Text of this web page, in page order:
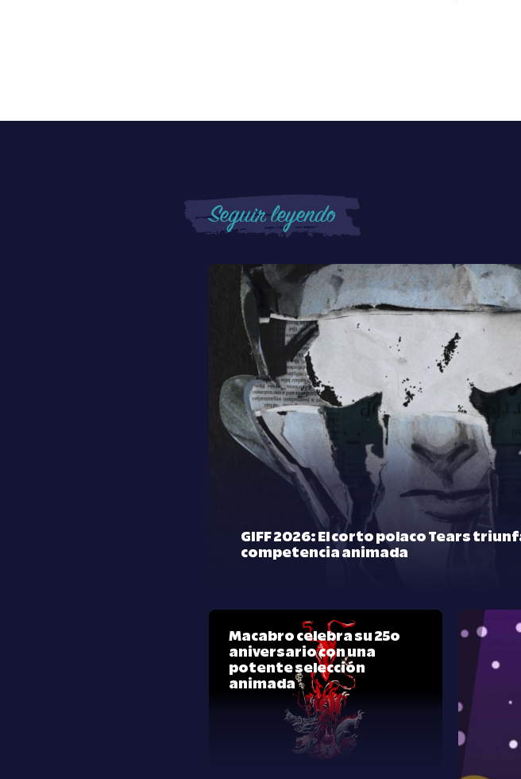
Seguir leyendo
GIFF 2026: El corto polaco Tears
competencia animada
Macabro celebra su 25º
aniversario con una
potente selección
animada